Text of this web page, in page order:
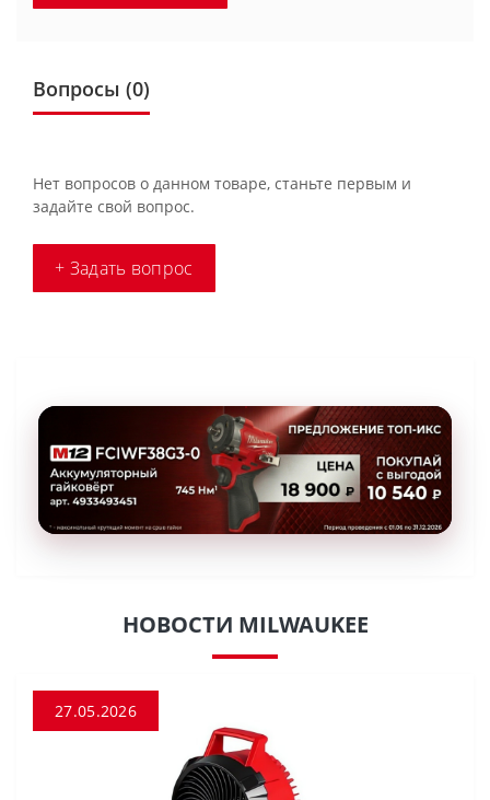
Вопросы (0)
Нет вопросов о данном товаре, станьте первым и
задайте свой вопрос.
+ Задать вопрос
НОВОСТИ MILWAUKEE
27.05.2026